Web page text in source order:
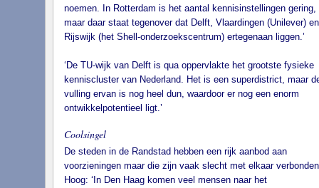
noemen. In Rotterdam is het aantal kennisinstellingen gering,
maar daar staat tegenover dat Delft, Vlaardingen (Unilever) en
Rijswijk (het Shell-onderzoekscentrum) ertegenaan liggen.’
‘De TU-wijk van Delft is qua oppervlakte het grootste fysieke
kenniscluster van Nederland. Het is een superdistrict, maar
vulling ervan is nog heel dun, waardoor er nog een enorm
ontwikkelpotentieel ligt.’
Coolsingel
De steden in de Randstad hebben een rijk aanbod aan
voorzieningen maar die zijn vaak slecht met elkaar
Hoog: ‘In Den Haag komen veel mensen naar het